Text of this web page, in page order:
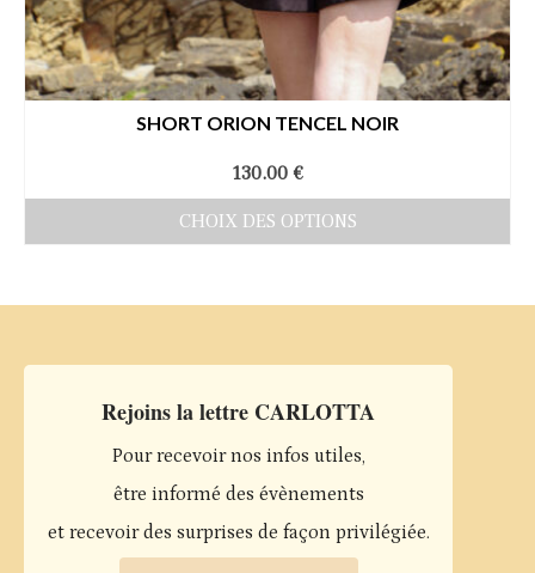
SHORT ORION TENCEL NOIR
130.00 €
CHOIX DES OPTIONS
plusieurs
variations.
Les
être
Rejoins la lettre CARLOTTA
Pour recevoir nos infos utiles,
être informé des évènements
et recevoir des surprises de façon privilégiée.